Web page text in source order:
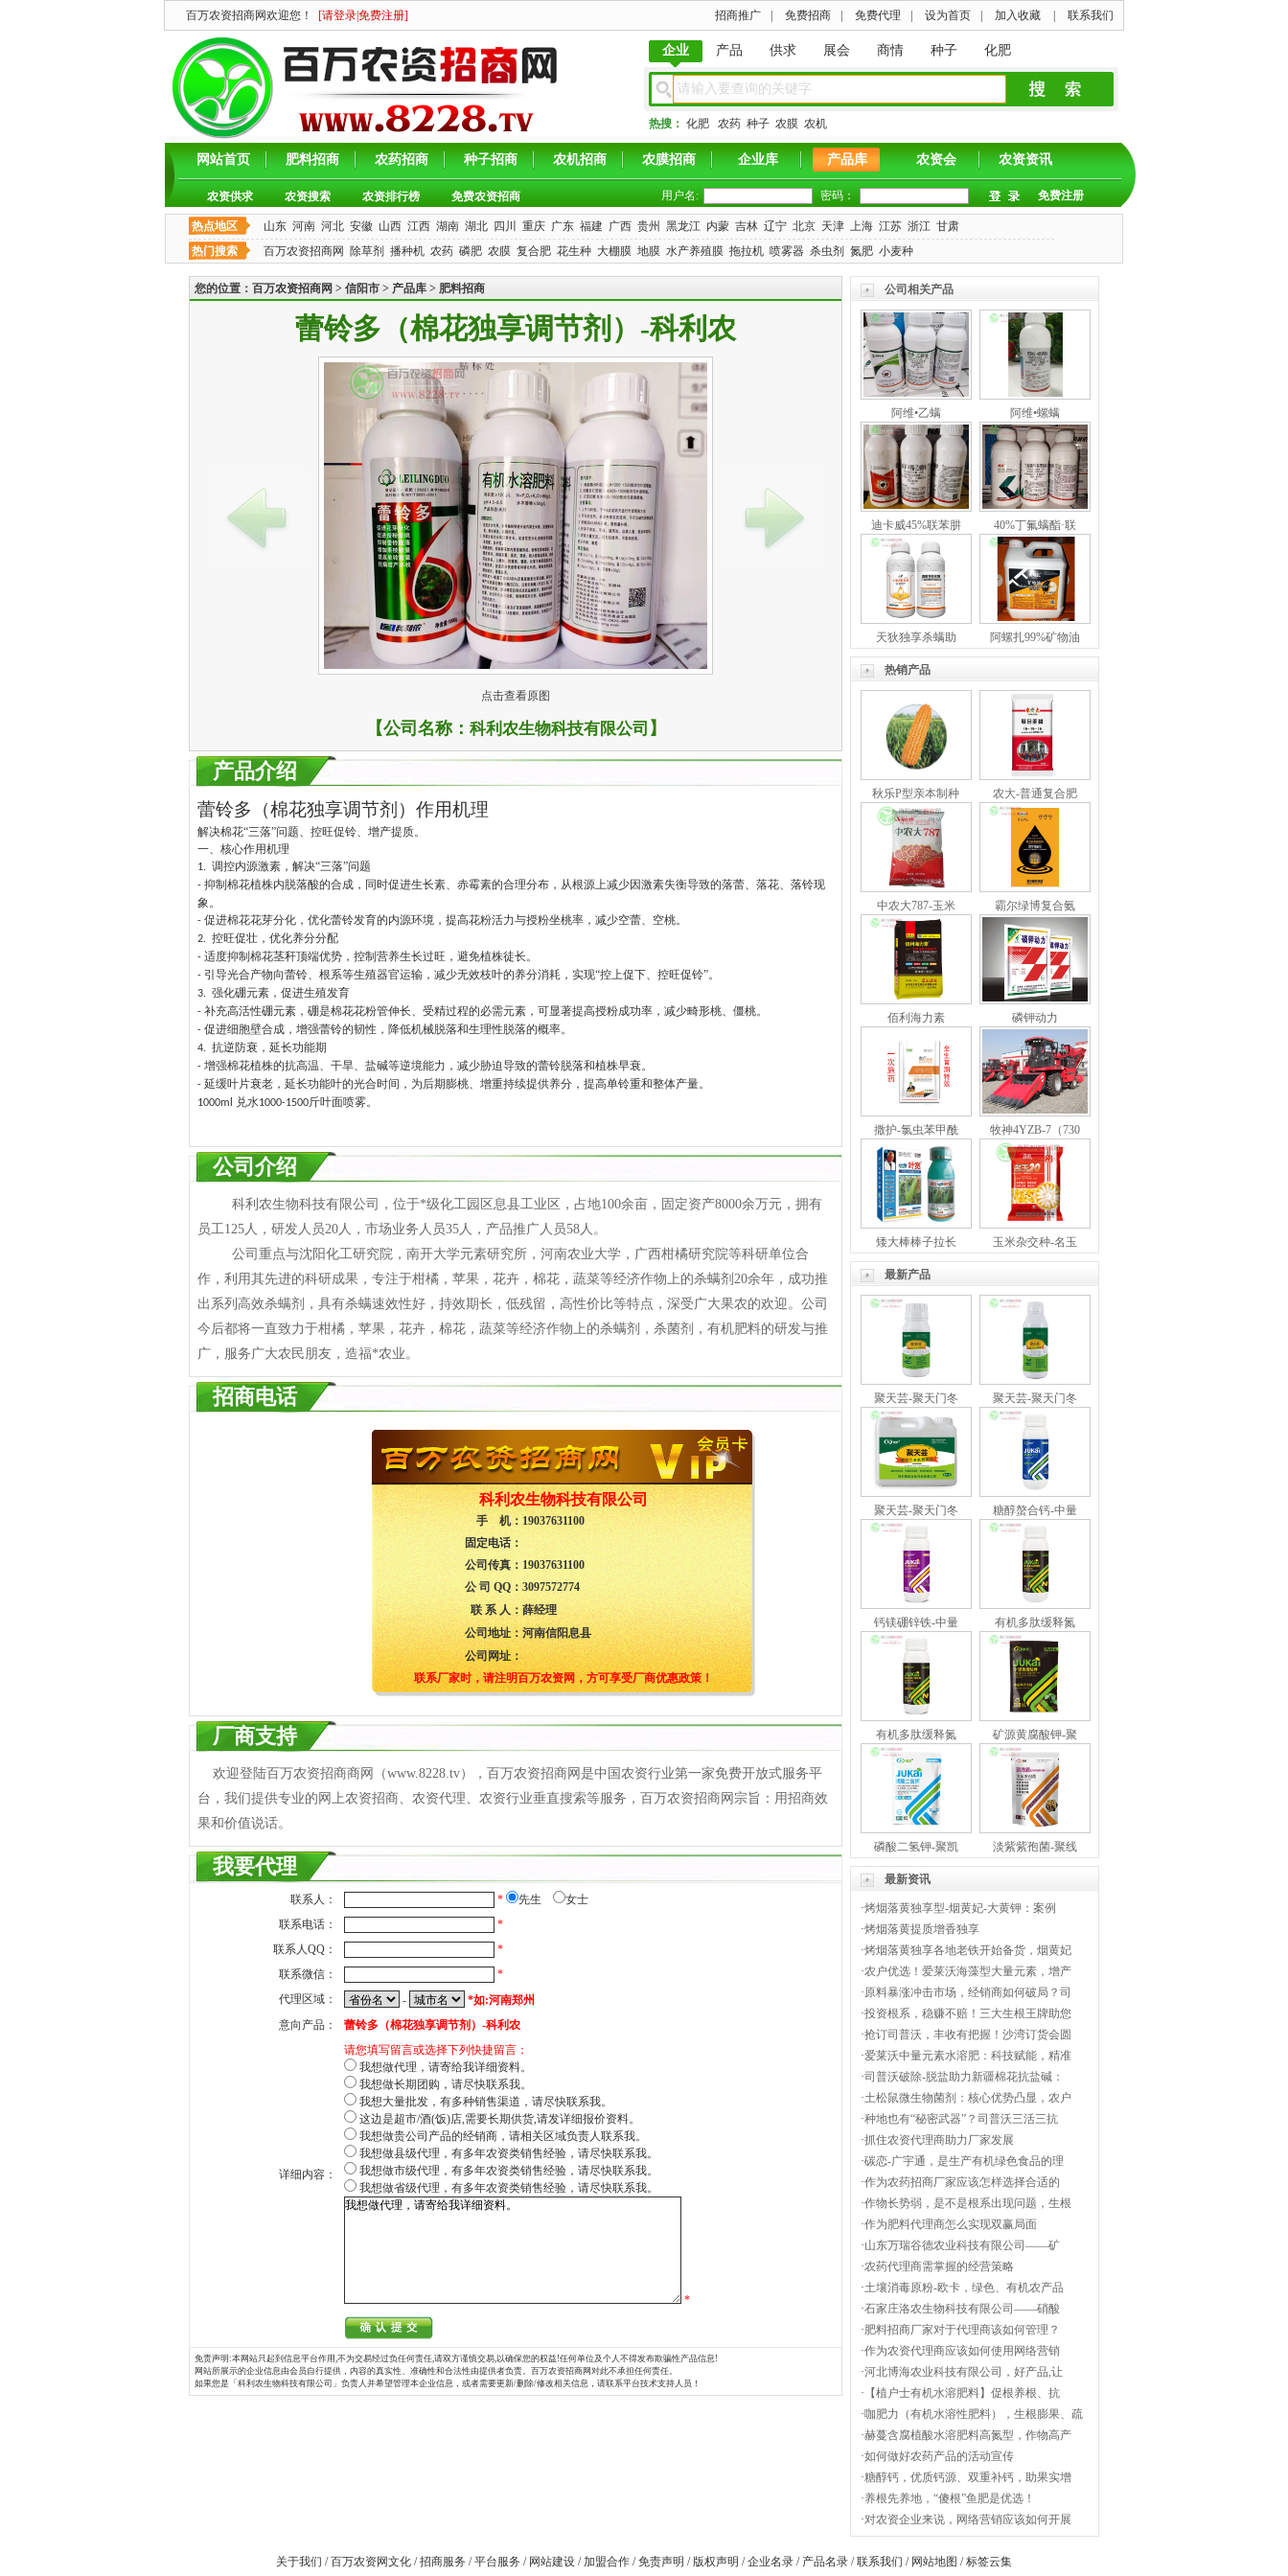
百万农资招商网欢迎您！ [请登录免费注册] 招商推广 免费招商 免费代理 设为首页 加入收藏 联系我们
企业 产品 供求 展会 商情 种子 化肥
热搜： 化肥 农药 种子 农膜 农机
网站首页 肥料招商 农药招商 种子招商 农机招商 农膜招商 企业库 产品库 农资会 农资资讯
农资供求 农资搜索 农资排行榜 免费农资招商 用户名: 密码： 免费注册
热点地区 山东 河南 河北 安徽 山西 江西 湖南 湖北 四川 重庆 广东 福建 广西 贵州 黑龙江 内蒙 吉林 辽宁 北京 天津 上海 江苏 浙江 甘肃
热门搜索
百万农资招商网 除草剂 播种机 农药 磷肥 农膜 复合肥 花生种 大棚膜 地膜 水产养殖膜 拖拉机 喷雾器 杀虫剂 氮肥 小麦种
您的位置： 百万农资招商网 > 信阳市 > 产品库 > 肥料招商
蕾铃多（棉花独享调节剂）-科利农
点击查看原图
【公司名称： 科利农生物科技有限公司 】
产品介绍
蕾铃多（棉花独享调节剂）作用机理
解决棉花“三落”问题、控旺促铃、增产提质。
一、核心作用机理
1. 调控内源激素，解决“三落”问题
- 抑制棉花植株内脱落酸的合成，同时促进生长素、赤霉素的合理分布，从根源上减少因激素失衡导致的落蕾、落花、落铃现
象。
- 促进棉花花芽分化，优化蕾铃发育的内源环境，提高花粉活力与授粉坐桃率，减少空蕾、空桃。
2. 控旺促壮，优化养分分配
- 适度抑制棉花茎秆顶端优势，控制营养生长过旺，避免植株徒长。
- 引导光合产物向蕾铃、根系等生殖器官运输，减少无效枝叶的养分消耗，实现“控上促下、控旺促铃”。
3. 强化硼元素，促进生殖发育
- 补充高活性硼元素，硼是棉花花粉管伸长、受精过程的必需元素，可显著提高授粉成功率，减少畸形桃、僵桃。
- 促进细胞壁合成，增强蕾铃的韧性，降低机械脱落和生理性脱落的概率。
4. 抗逆防衰，延长功能期
- 增强棉花植株的抗高温、干旱、盐碱等逆境能力，减少胁迫导致的蕾铃脱落和植株早衰。
- 延缓叶片衰老，延长功能叶的光合时间，为后期膨桃、增重持续提供养分，提高单铃重和整体产量。
1000ml 兑水1000-1500斤叶面喷雾。
公司介绍
科利农生物科技有限公司，位于*级化工园区息县工业区，占地100余亩，固定资产8000余万元，拥有
员工125人，研发人员20人，市场业务人员35人，产品推广人员58人。
公司重点与沈阳化工研究院，南开大学元素研究所，河南农业大学，广西柑橘研究院等科研单位合
作，利用其先进的科研成果，专注于柑橘，苹果，花卉，棉花，蔬菜等经济作物上的杀螨剂20余年，成功推
出系列高效杀螨剂，具有杀螨速效性好，持效期长，低残留，高性价比等特点，深受广大果农的欢迎。公司
今后都将一直致力于柑橘，苹果，花卉，棉花，蔬菜等经济作物上的杀螨剂，杀菌剂，有机肥料的研发与推
广，服务广大农民朋友，造福*农业。
招商电话
科利农生物科技有限公司
手 机：19037631100
固定电话：
公司传真： 19037631100
公 司 QQ： 3097572774
联 系 人：薛经理
公司地址：河南信阳息县
公司网址：
联系厂家时，请注明百万农资网，方可享受厂商优惠政策！
厂商支持
欢迎登陆百万农资招商商网（www.8228.tv），百万农资招商网是中国农资行业第一家免费开放式服务平
台，我们提供专业的网上农资招商、农资代理、农资行业垂直搜索等服务，百万农资招商网宗旨：用招商效
果和价值说话。
我要代理
联系人： * 先生
女士
联系电话：
*
联系人QQ：
*
联系微信：
*
代理区域：
-
*如:河南郑州
意向产品：
蕾铃多（棉花独享调节剂）-科利农
详细内容：
请您填写留言或选择下列快捷留言：
我想做代理，请寄给我详细资料。
我想做长期团购，请尽快联系我。
我想大量批发，有多种销售渠道，请尽快联系我。
这边是超市/酒(饭)店,需要长期供货,请发详细报价资料。
我想做贵公司产品的经销商，请相关区域负责人联系我。
我想做县级代理，有多年农资类销售经验，请尽快联系我。
我想做市级代理，有多年农资类销售经验，请尽快联系我。
我想做省级代理，有多年农资类销售经验，请尽快联系我。
*
免责声明:本网站只起到信息平台作用,不为交易经过负任何责任,请双方谨慎交易,以确保您的权益!任何单位及个人不得发布欺骗性产品信息!
网站所展示的企业信息由会员自行提供，内容的真实性、准确性和合法性由提供者负责。百万农资招商网对此不承担任何责任。
如果您是「科利农生物科技有限公司」负责人并希望管理本企业信息，或者需要更新/删除/修改相关信息，请联系平台技术支持人员！
公司相关产品
阿维•乙螨 阿维•螺螨
迪卡威45%联苯肼 40%丁氟螨酯·联
天狄独享杀螨助 阿螺扎99%矿物油
热销产品
秋乐P型亲本制种 农大-普通复合肥
中农大787-玉米 霸尔绿博复合氨
佰利海力素 磷钾动力
撒护-氯虫苯甲酰 牧神4YZB-7（730
矮大棒棒子拉长 玉米杂交种-名玉
最新产品
聚天芸-聚天门冬 聚天芸-聚天门冬
聚天芸-聚天门冬 糖醇螯合钙-中量
钙镁硼锌铁-中量 有机多肽缓释氮
有机多肽缓释氮 矿源黄腐酸钾-聚
磷酸二氢钾-聚凯 淡紫紫孢菌-聚线
最新资讯
·烤烟落黄独享型-烟黄妃-大黄钾：案例
·烤烟落黄提质增香独享
·烤烟落黄独享各地老铁开始备货，烟黄妃
·农户优选！爱莱沃海藻型大量元素，增产
·原料暴涨冲击市场，经销商如何破局？司
·投资根系，稳赚不赔！三大生根王牌助您
·抢订司普沃，丰收有把握！沙湾订货会圆
·爱莱沃中量元素水溶肥：科技赋能，精准
·司普沃破除-脱盐助力新疆棉花抗盐碱：
·土松鼠微生物菌剂：核心优势凸显，农户
·种地也有“秘密武器”？司普沃三活三抗
·抓住农资代理商助力厂家发展
·碳恋-广宇通，是生产有机绿色食品的理
·作为农药招商厂家应该怎样选择合适的
·作物长势弱，是不是根系出现问题，生根
·作为肥料代理商怎么实现双赢局面
·山东万瑞谷德农业科技有限公司——矿
·农药代理商需掌握的经营策略
·土壤消毒原粉-欧卡，绿色、有机农产品
·石家庄洛农生物科技有限公司——硝酸
·肥料招商厂家对于代理商该如何管理？
·作为农资代理商应该如何使用网络营销
·河北博海农业科技有限公司，好产品,让
· 【植户士有机水溶肥料】促根养根、抗
·咖肥力（有机水溶性肥料），生根膨果、疏
·赫蔓含腐植酸水溶肥料高氮型，作物高产
·如何做好农药产品的活动宣传
·糖醇钙，优质钙源、双重补钙，助果实增
·养根先养地，“傻根”鱼肥是优选！
·对农资企业来说，网络营销应该如何开展
关于我们 /百万农资网文化 /招商服务 /平台服务 / 网站建设 /加盟合作 /免责声明 / 版权声明 /企业名录 / 产品名录 /联系我们 / 网站地图 /标签云集